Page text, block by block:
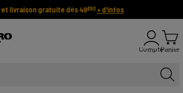
et livraison gratuite dès 49€90 + d'infos
ComptePanier